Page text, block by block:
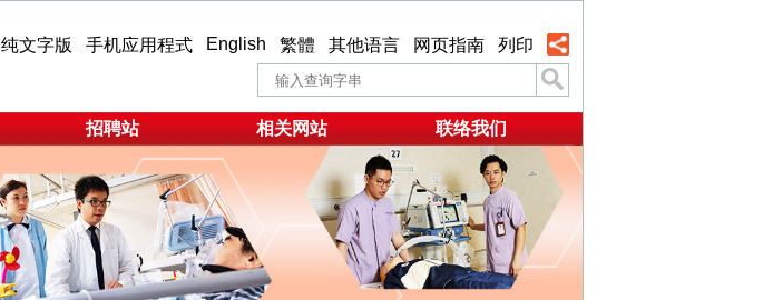
纯文字版 手机应用程式 English 繁體 其他语言 网页指南 列印
招聘站 相关网站 联络我们